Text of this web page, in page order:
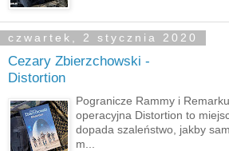
czwartek, 2 stycznia 2020
Cezary Zbierzchowski -
Distortion
Pogranicze Rammy i
operacyjna Distortion to
dopada szaleństwo, jakby
m...